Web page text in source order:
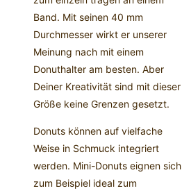
Band. Mit seinen 40 mm
Durchmesser wirkt er unserer
Meinung nach mit einem
Donuthalter am besten. Aber
Deiner Kreativität sind mit dieser
Größe keine Grenzen gesetzt.
Donuts können auf vielfache
Weise in Schmuck integriert
werden. Mini-Donuts eignen sich
zum Beispiel ideal zum